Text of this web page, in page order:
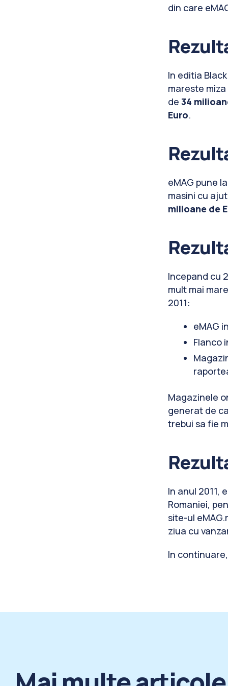
din care
In editia
mareste
de 34
Euro.
eMAG pune
masini cu
milioane de
Incepand cu
mult mai
2011:
eMAG
Flanco
Magazinele
generat de
trebui sa fie
In anul 2011,
Romaniei,
site-ul
ziua cu
In